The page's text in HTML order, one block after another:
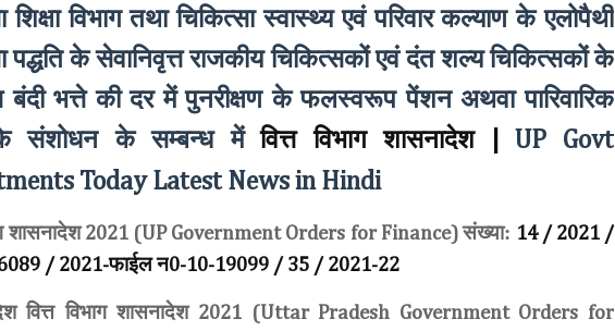
शिक्षा विभाग तथा चिकित्सा स्वास्थ्य एवं परिवार कल्याण के एलोपैथी
पद्धति के सेवानिवृत्त राजकीय चिकित्सकों एवं दंत शल्य चिकित्सकों के
बंदी भत्ते की दर में पुनरीक्षण के फलस्वरूप पेंशन अथवा पारिवारिक
संशोधन के सम्बन्ध मेंवित्त विभाग शासनादेश
UP Govt
Today Latest News in Hindi
शासनादेश2021 (UP Government Orders for Finance)संख्या: 14 / 2021 /
/ 2021-फाईल न0-10-19099 / 35 / 2021-22
वित्त विभाग शासनादेश2021 (Uttar Pradesh Government Orders for